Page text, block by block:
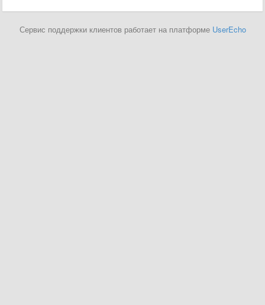
Сервис поддержки клиентов работает на платформе UserEcho